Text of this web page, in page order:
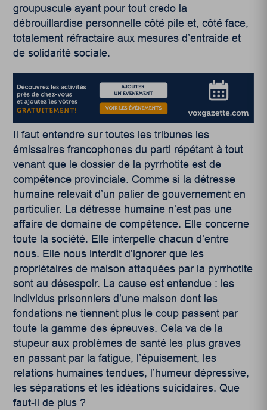
groupuscule ayant pour tout credo la
débrouillardise personnelle côté pile et, côté face,
totalement réfractaire aux mesures d’entraide et
de solidarité sociale.
Il faut entendre sur toutes les tribunes les
émissaires francophones du parti répétant à tout
venant que le dossier de la pyrrhotite est de
compétence provinciale. Comme si la détresse
humaine relevait d’un palier de gouvernement en
particulier. La détresse humaine n’est pas une
affaire de domaine de compétence. Elle concerne
toute la société. Elle interpelle chacun d’entre
nous. Elle nous interdit d’ignorer que les
propriétaires de maison attaquées par la pyrrhotite
sont au désespoir. La cause est entendue : les
individus prisonniers d’une maison dont les
fondations ne tiennent plus le coup passent par
toute la gamme des épreuves. Cela va de la
stupeur aux problèmes de santé les plus graves
en passant par la fatigue, l’épuisement, les
relations humaines tendues, l’humeur dépressive,
les séparations et les idéations suicidaires. Que
faut-il de plus ?